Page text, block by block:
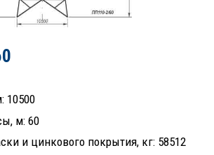
10500
м: 60
и цинкового покрытия, кг: 58512